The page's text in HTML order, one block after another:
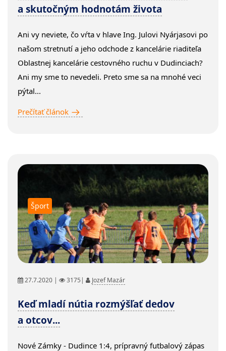
a skutočným hodnotám života
Ani vy neviete, čo vŕta v hlave Ing. Julovi Nyárjasovi po
našom stretnutí a jeho odchode z kancelárie riaditeľa
Oblastnej kancelárie cestovného ruchu v Dudinciach?
Ani my sme to nevedeli. Preto sme sa na mnohé veci
pýtal...
Prečítať článok
Šport
27.7.2020 | 3175| Jozef Mazár
Keď mladí nútia rozmýšľať dedov
a otcov...
Nové Zámky - Dudince 1:4, prípravný futbalový zápas